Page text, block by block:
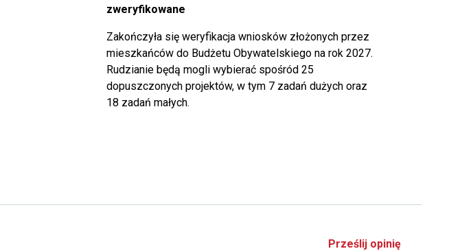
zweryfikowane
Zakończyła się weryfikacja wniosków złożonych przez
mieszkańców do Budżetu Obywatelskiego na rok 2027.
Rudzianie będą mogli wybierać spośród 25
dopuszczonych projektów, w tym 7 zadań dużych oraz
18 zadań małych.
Prześlij opinię